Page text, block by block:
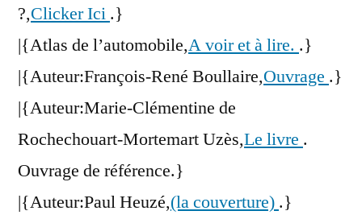
?,Clicker Ici .}
|{Atlas de l’automobile,A voir et à lire. .}
|{Auteur:François-René Boullaire,Ouvrage .}
|{Auteur:Marie-Clémentine de
Rochechouart-Mortemart Uzès,Le livre .
Ouvrage de référence.}
|{Auteur:Paul Heuzé,(la couverture) .}